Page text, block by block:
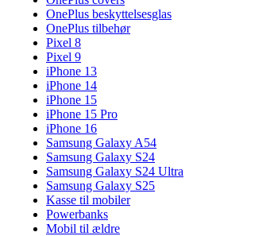
OnePlus beskyttelsesglas
OnePlus tilbehør
Pixel 8
Pixel 9
iPhone 13
iPhone 14
iPhone 15
iPhone 15 Pro
iPhone 16
Samsung Galaxy A54
Samsung Galaxy S24
Samsung Galaxy S24 Ultra
Samsung Galaxy S25
Kasse til mobiler
Powerbanks
Mobil til ældre